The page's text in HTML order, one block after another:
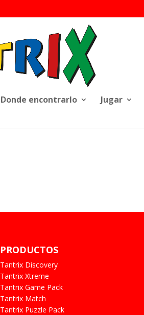
Donde encontrarlo Jugar
PRODUCTOS
Tantrix Discovery
Tantrix Xtreme
Tantrix Game Pack
Tantrix Match
Tantrix Puzzle Pack